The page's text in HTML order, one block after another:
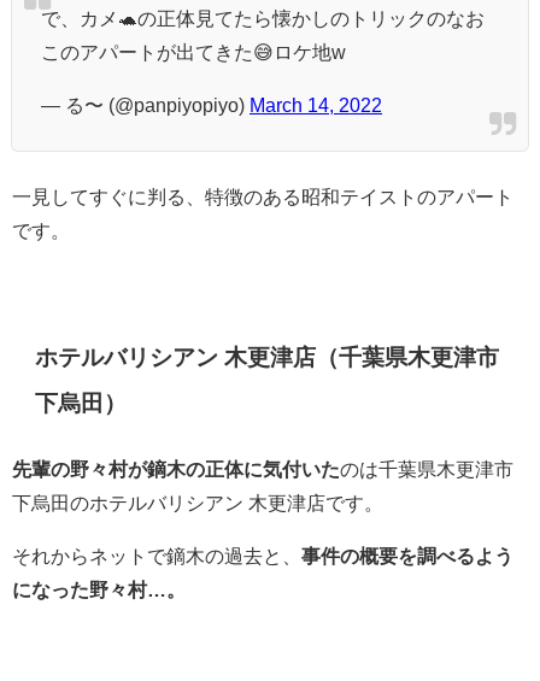
で、カメ🐢の正体見てたら懐かしのトリックのなお
このアパートが出てきた😅ロケ地w
— る〜 (@panpiyopiyo) March 14, 2022
一見してすぐに判る、特徴のある昭和テイストのアパート
です。
ホテルバリシアン 木更津店（千葉県木更津市
下烏田）
先輩の野々村が鏑木の正体に気付いたのは千葉県木更津市
下烏田のホテルバリシアン 木更津店です。
それからネットで鏑木の過去と、 事件の概要を調べるよう
になった野々村…。